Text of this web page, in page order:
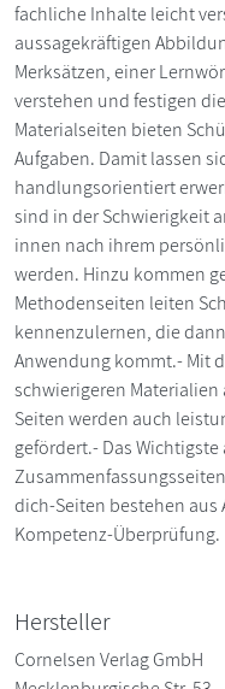
fachliche Inhalte leicht
aussagekräftigen
Merksätzen, einer
verstehen und festigen
Materialseiten bieten
Aufgaben. Damit lassen
handlungsorientiert
sind in der Schwierigkeit
innen nach ihrem
werden. Hinzu kommen
Methodenseiten leiten
kennenzulernen, die
Anwendung kommt.- Mit
schwierigeren
Seiten werden auch
gefördert.- Das
dich-Seiten bestehen
Kompetenz-Überprüfung.
Hersteller
Cornelsen Verlag GmbH